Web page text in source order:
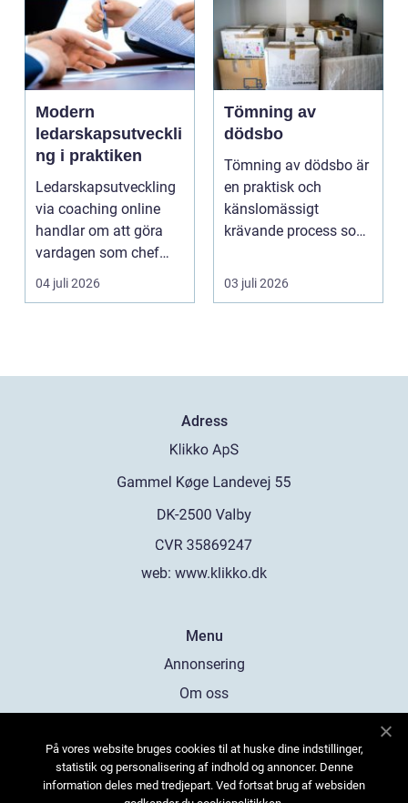
Modern
ledarskapsutveckli
ng i praktiken
Ledarskapsutveckling
via coaching online
handlar om att göra
vardagen som chef
både mer h...
04 juli 2026
Tömning av
dödsbo
Tömning av dödsbo är
en praktisk och
känslomässigt
krävande process som
gång ell...
03 juli 2026
Adress
web: www.klikko.dk
Menu
Annonsering
Om oss
Kontakta oss
Sitemap
På vores website bruges cookies til at huske dine indstillinger,
statistik og personalisering af indhold og annoncer. Denne
information deles med tredjepart. Ved fortsat brug af websiden